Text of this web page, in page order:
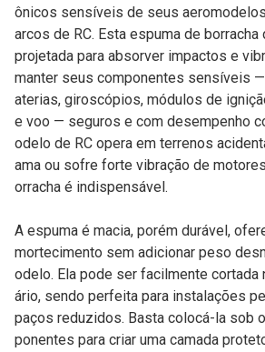
ônicos sensíveis de seus
arcos de RC. Esta espuma de
projetada para absorver impactos e
manter seus componentes sensíveis
aterias, giroscópios, módulos de
e voo — seguros e com desempenho
odelo de RC opera em terrenos
ama ou sofre forte vibração de
orracha é indispensável.
A espuma é macia, porém durável,
mortecimento sem adicionar peso
odelo. Ela pode ser facilmente cortada
ário, sendo perfeita para instalações
paços reduzidos. Basta colocá-la sob
ponentes para criar uma camada